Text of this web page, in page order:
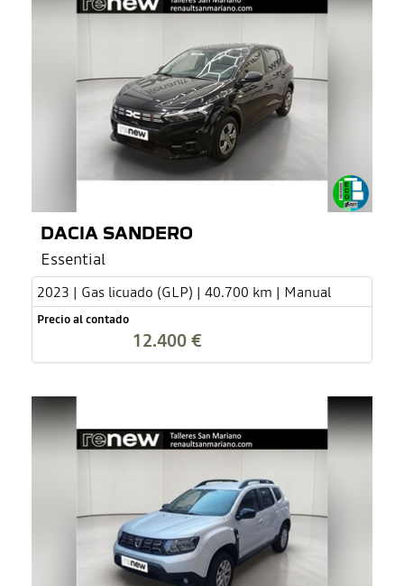
DACIA SANDERO
Essential
2023 | Gas licuado (GLP) | 40.700 km | Manual
Precio al contado
12.400 €